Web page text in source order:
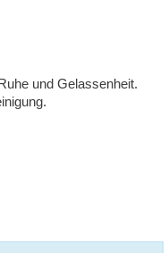
und Gelassenheit.